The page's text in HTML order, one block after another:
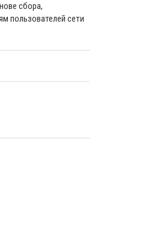
сбора,
пользователей сети